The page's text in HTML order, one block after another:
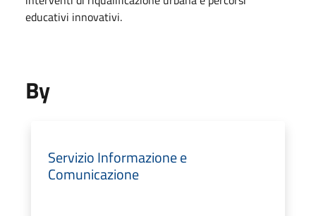
educativi innovativi.
By
Servizio Informazione e
Comunicazione